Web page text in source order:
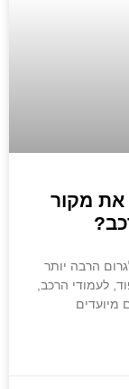
את מקור
הרבה יותר
לעמודי הרכב,
מיועדים